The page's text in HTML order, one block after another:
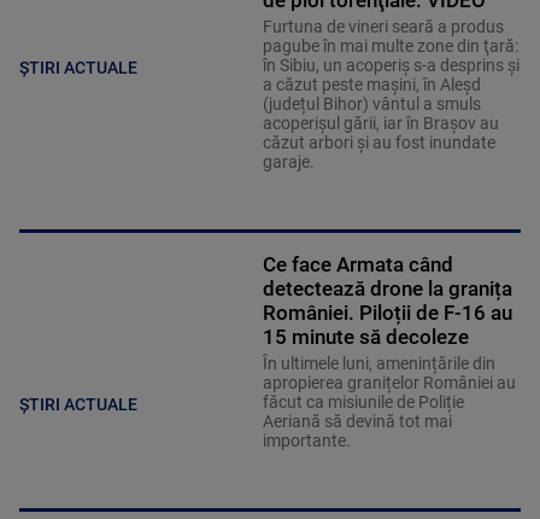
ȘTIRI ACTUALE
Furtuna de vineri seară a produs
pagube în mai multe zone din ţară:
în Sibiu, un acoperiş s-a desprins și
a căzut peste maşini, în Aleşd
(județul Bihor) vântul a smuls
acoperişul gării, iar în Braşov au
căzut arbori şi au fost inundate
garaje.
ȘTIRI ACTUALE
Ce face Armata când
detectează drone la granița
României. Piloții de F-16 au
15 minute să decoleze
În ultimele luni, amenințările din
apropierea granițelor României au
făcut ca misiunile de Poliție
Aeriană să devină tot mai
importante.